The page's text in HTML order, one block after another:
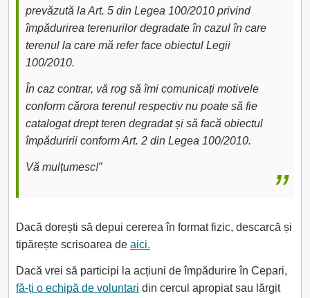
prevăzută la Art. 5 din Legea 100/2010 privind
împădurirea terenurilor degradate în cazul în care
terenul la care mă refer face obiectul Legii
100/2010.
În caz contrar, vă rog să îmi comunicați motivele
conform cărora terenul respectiv nu poate să fie
catalogat drept teren degradat și să facă obiectul
împăduririi conform Art. 2 din Legea 100/2010.
Vă mulțumesc!”
Dacă dorești să depui cererea în format fizic, descarcă și
tipărește scrisoarea de aici.
Dacă vrei să participi la acțiuni de împădurire în Cepari,
fă-ți o echipă de voluntari din cercul apropiat sau lărgit